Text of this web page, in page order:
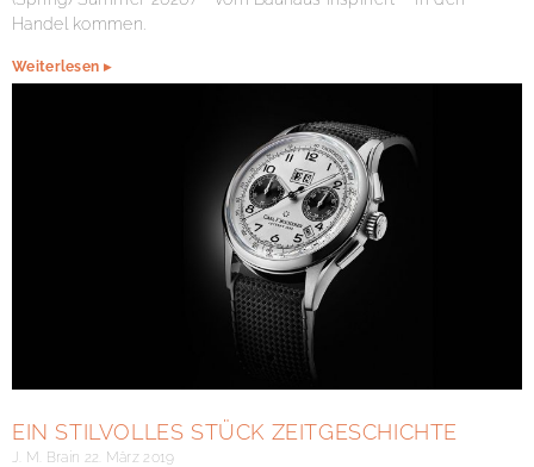
Handel kommen.
Weiterlesen ▸
EIN STILVOLLES STÜCK ZEITGESCHICHTE
J. M. Brain 22. März 2019